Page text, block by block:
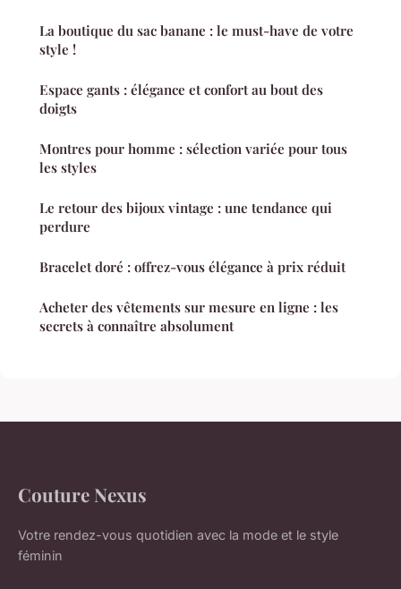
La boutique du sac banane : le must-have de votre
style !
Espace gants : élégance et confort au bout des
doigts
Montres pour homme : sélection variée pour tous
les styles
Le retour des bijoux vintage : une tendance qui
perdure
Bracelet doré : offrez-vous élégance à prix réduit
Acheter des vêtements sur mesure en ligne : les
secrets à connaître absolument
Couture Nexus
Votre rendez-vous quotidien avec la mode et le style
féminin